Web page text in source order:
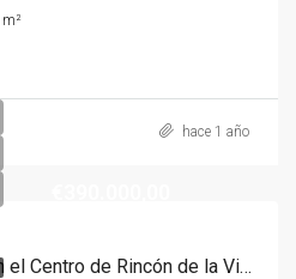
m²
hace 1 año
Chalet Independiente en el Centro de Rincón de la Victoria – Tranquilidad y Potencial